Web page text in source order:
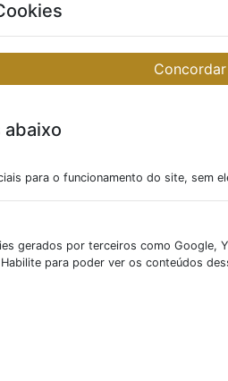
abaixo
para o funcionamento do site, sem
gerados por terceiros como Google,
para poder ver os conteúdos